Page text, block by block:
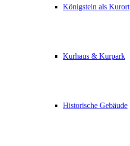
Königstein als Kurort
Kurhaus & Kurpark
Historische Gebäude